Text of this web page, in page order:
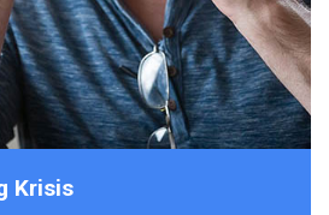
Krisis